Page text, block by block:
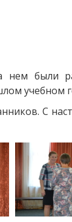
нем были
учебном
С